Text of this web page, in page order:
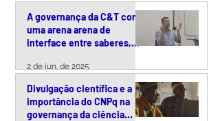
A governança da C&T como
uma arena arena de
interface entre saberes,
públicas
2 de jun. de 2025
Divulgação científica e a
importância do CNPq na
governança da ciência